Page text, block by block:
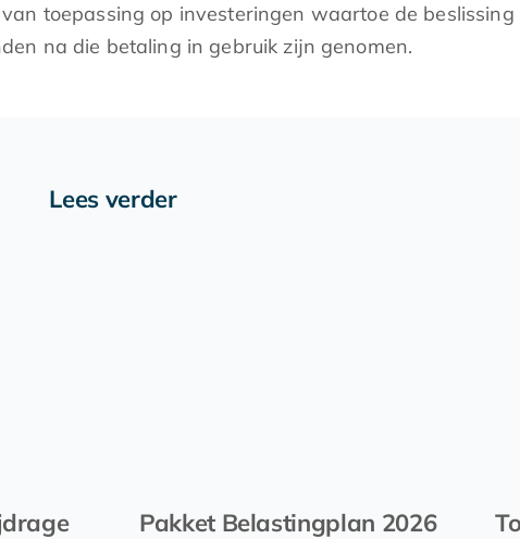
toepassing op investeringen waartoe de
na die betaling in gebruik zijn genomen.
Lees verder
Pakket Belastingplan 2026